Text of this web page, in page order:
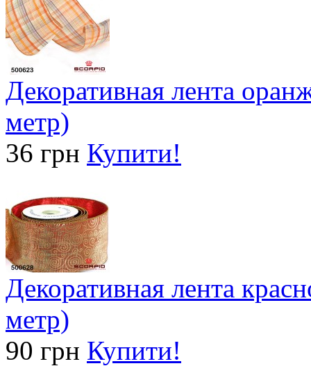
Декоративная лента
метр)
36 грн Купити!
Декоративная лента
метр)
90 грн Купити!